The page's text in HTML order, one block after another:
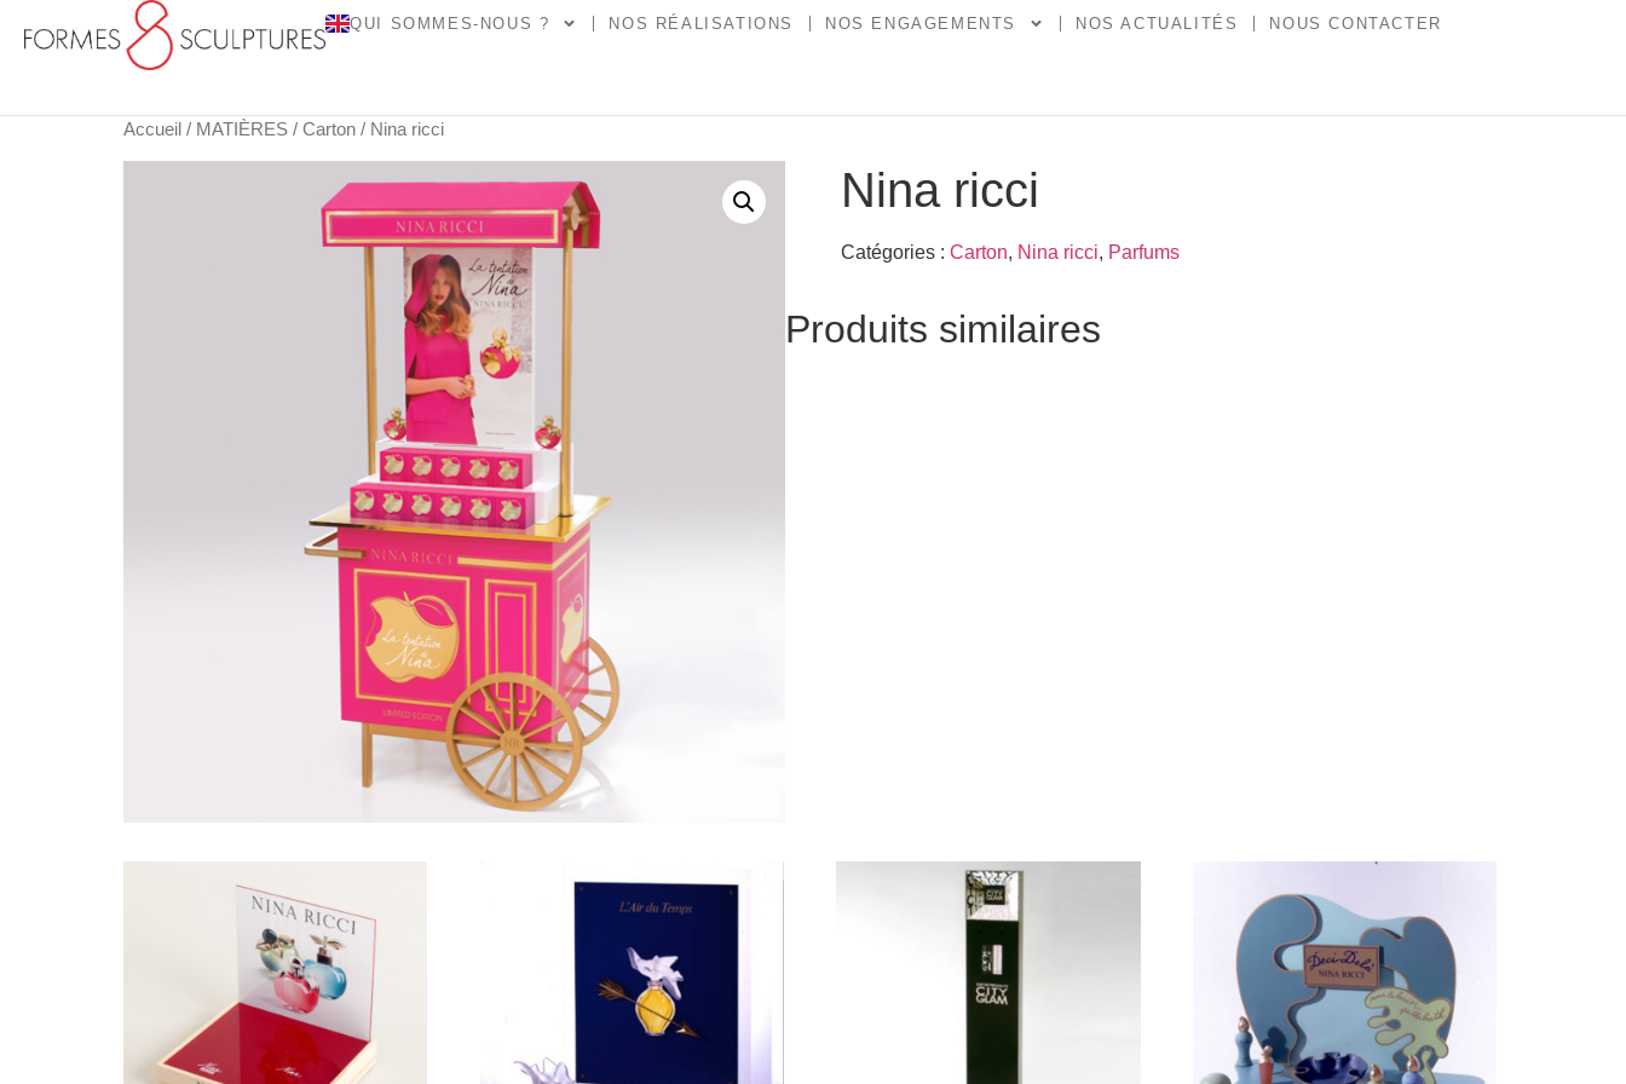
QUI SOMMES-NOUS ? NOS RÉALISATIONS NOS ENGAGEMENTS NOS ACTUALITÉS NOUS CONTACTER
Accueil / MATIÈRES / Carton / Nina ricci
Nina ricci
Catégories : Carton, Nina ricci, Parfums
Produits similaires